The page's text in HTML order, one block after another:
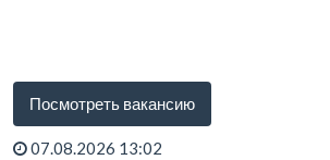
Посмотреть вакансию
07.08.2026 13:02